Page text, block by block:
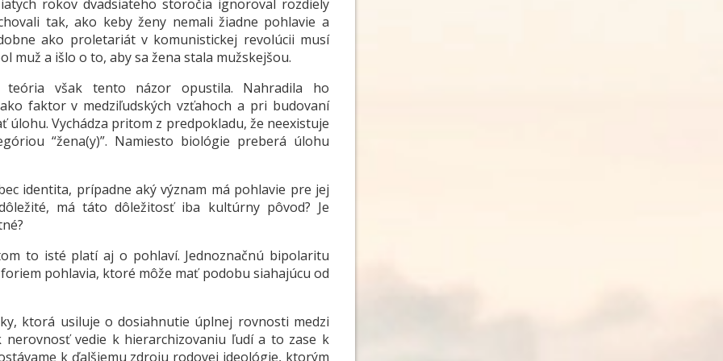
rokov dvadsiateho storočia ignoroval rozdiely
tak, ako keby ženy nemali žiadne pohlavie a
ako proletariát v komunistickej revolúcii musí
muž a išlo o to, aby sa žena stala mužskejšou.
teória však tento názor opustila. Nahradila ho
faktor v medziľudských vzťahoch a pri budovaní
úlohu. Vychádza pritom z predpokladu, že neexistuje
“žena(y)”. Namiesto biológie preberá úlohu
identita, prípadne aký význam má pohlavie pre jej
má táto dôležitosť iba kultúrny pôvod? Je
to isté platí aj o pohlaví. Jednoznačnú bipolaritu
pohlavia, ktoré môže mať podobu siahajúcu od
ktorá usiluje o dosiahnutie úplnej rovnosti medzi
vedie k hierarchizovaniu ľudí a to zase k
k ďalšiemu zdroju rodovej ideológie, ktorým